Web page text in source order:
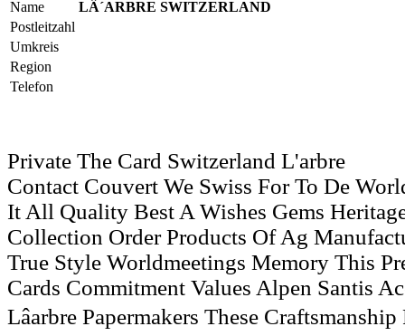
Name
LÂ´ARBRE SWITZERLAND
Postleitzahl
Umkreis
Region
Telefon
Private The Card Switzerland L'arbre
Contact Couvert We Swiss For To De
It All Quality Best A Wishes Gems
Collection Order Products Of Ag
True Style Worldmeetings Memory This
Cards Commitment Values Alpen Santis
Lâarbre Papermakers These